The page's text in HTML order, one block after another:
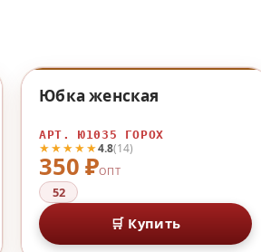
350 ₽ОПТ
★★★★★4.8(14)
Юбка женская
АРТ. Ю1035 ГОРОХ
52
🛒 Купить